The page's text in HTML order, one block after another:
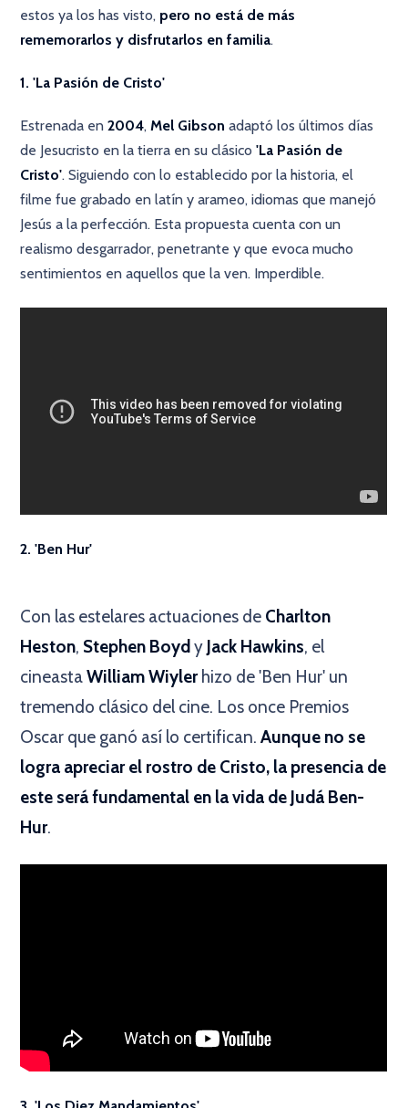
estos ya los has visto, pero no está de más
rememorarlos y disfrutarlos en familia.
1. 'La Pasión de Cristo'
Estrenada en2004,Mel Gibson adaptó los últimos días
de Jesucristo en la tierra en su clásico'La Pasión de
Cristo'. Siguiendo con lo establecido por la historia, el
filme fue grabado en latín y arameo, idiomas que manejó
Jesús a la perfección. Esta propuesta cuenta con un
realismo desgarrador, penetrante y que evoca mucho
sentimientos en aquellos que la ven. Imperdible.
2. 'Ben Hur'
Con las estelares actuaciones de Charlton
Heston, Stephen Boyd y Jack Hawkins, el
cineastaWilliam Wiylerhizo de 'Ben Hur' un
tremendo clásico del cine. Los once Premios
Oscar que ganó así lo certifican.Aunque no se
logra apreciar el rostro de Cristo, la presencia de
este será fundamental en la vida de Judá Ben-
Hur.